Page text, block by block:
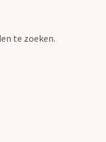
te zoeken.